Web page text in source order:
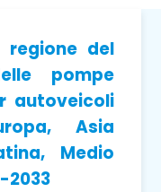
regione del
pompe
autoveicoli
Asia
Medio
2033